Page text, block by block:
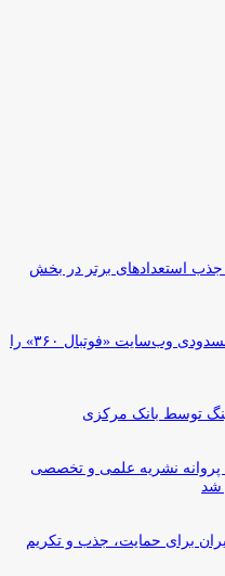
جذب استعدادهای برتر در بخش
پزشکیان دستور پیگیری ماجرای مسدودی وب‌سایت «فوتبال ۳۶۰» را
توسط بانک مرکزی
پروانه نشریه علمی و تخصصی
شد
برای حمایت، جذب و تکریم